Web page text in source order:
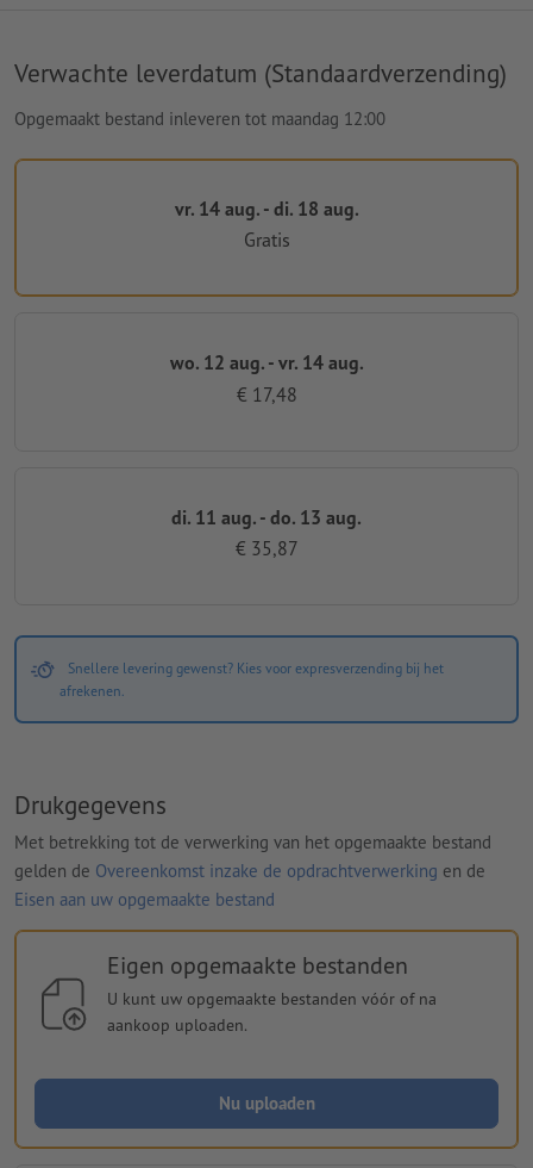
Verwachte leverdatum (Standaardverzending)
Opgemaakt bestand inleveren tot maandag 12:00
vr. 14 aug. - di. 18 aug.
Gratis
wo. 12 aug. - vr. 14 aug.
€ 17,48
di. 11 aug. - do. 13 aug.
€ 35,87
Snellere levering gewenst? Kies voor expresverzending bij het
afrekenen.
Drukgegevens
Met betrekking tot de verwerking van het opgemaakte bestand
gelden de Overeenkomst inzake de opdrachtverwerking en de
Eisen aan uw opgemaakte bestand
Eigen opgemaakte bestanden
U kunt uw opgemaakte bestanden vóór of na
aankoop uploaden.
Nu uploaden